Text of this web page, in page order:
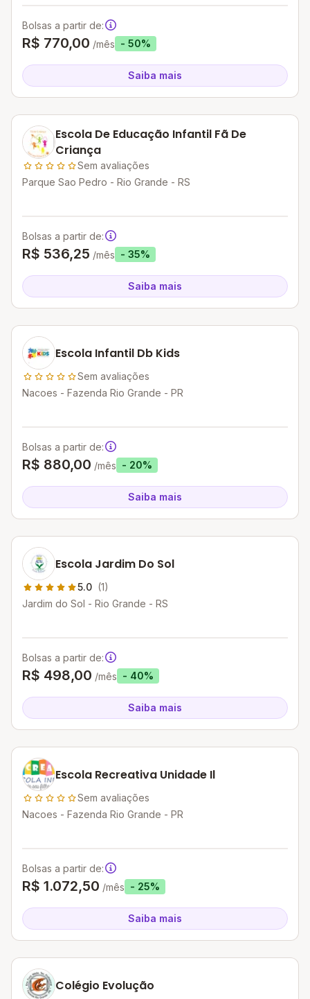
Bolsas a partir de:
R$ 770,00 /mês - 50%
Saiba mais
Escola De Educação Infantil Fã De
Criança
Sem avaliações
Parque Sao Pedro - Rio Grande - RS
Bolsas a partir de:
R$ 536,25 /mês - 35%
Saiba mais
Escola Infantil Db Kids
Sem avaliações
Nacoes - Fazenda Rio Grande - PR
Bolsas a partir de:
R$ 880,00 /mês - 20%
Saiba mais
Escola Jardim Do Sol
5.0 (1)
Jardim do Sol - Rio Grande - RS
Bolsas a partir de:
R$ 498,00 /mês - 40%
Saiba mais
Escola Recreativa Unidade Il
Sem avaliações
Nacoes - Fazenda Rio Grande - PR
Bolsas a partir de:
R$ 1.072,50 /mês - 25%
Saiba mais
Colégio Evolução